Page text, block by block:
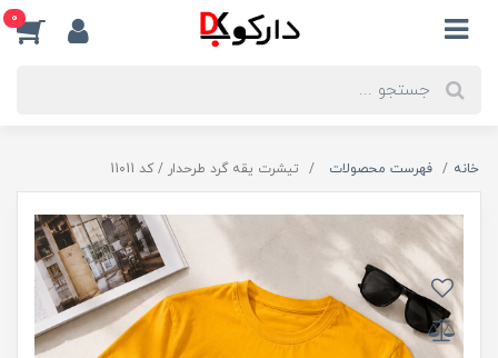
0
خانه فهرست محصولات تیشرت یقه گرد طرحدار / کد 11011